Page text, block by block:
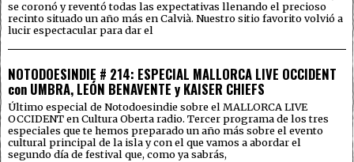
se coronó y reventó todas las expectativas llenando el precioso
recinto situado un año más en Calvià. Nuestro sitio favorito volvió a
lucir espectacular para dar el
NOTODOESINDIE # 214: ESPECIAL MALLORCA LIVE OCCIDENT
con UMBRA, LEÓN BENAVENTE y KAISER CHIEFS
Último especial de Notodoesindie sobre el MALLORCA LIVE
OCCIDENT en Cultura Oberta radio. Tercer programa de los tres
especiales que te hemos preparado un año más sobre el evento
cultural principal de la isla y con el que vamos a abordar el
segundo día de festival que, como ya sabrás,